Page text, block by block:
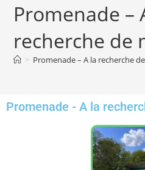
Promenade –
recherche de
> Promenade – A la recherche
Promenade - A la